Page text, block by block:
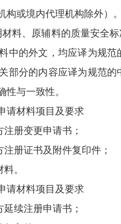
或境内代理机构除外）。
、原辅料的质量安全标
中的外文，均应译为规
部分的内容应译为规范
性与一致性。
材料项目及要求
册变更申请书；
册证书及附件复印件；
。
材料项目及要求
续注册申请书；